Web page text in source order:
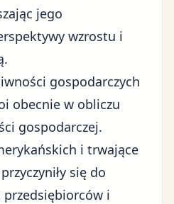
jego
wzrostu i
gospodarczych
obecnie w obliczu
gospodarczej.
i trwające
się do
przedsiębiorców i